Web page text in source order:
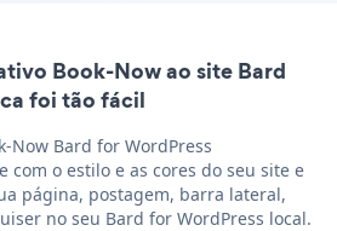
Book-Now ao site Bard
foi tão fácil
Now Bard for WordPress
com o estilo e as cores do seu site e
página, postagem, barra lateral,
no seu Bard for WordPress local.